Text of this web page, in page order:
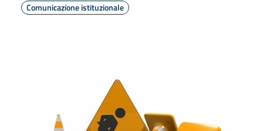
Comunicazione istituzionale